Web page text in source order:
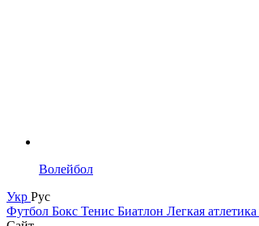
Волейбол
Укр Рус
Футбол Бокс Тенис Биатлон Легкая атлетика